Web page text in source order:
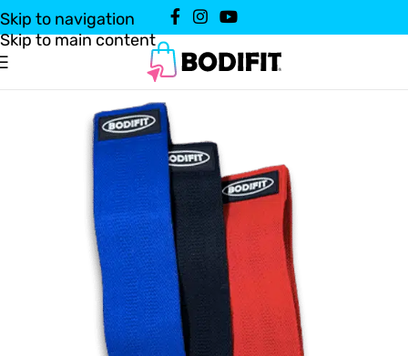
Skip to navigation
Skip to main content
Domov
Vadbena oprema/Športni pripomočki